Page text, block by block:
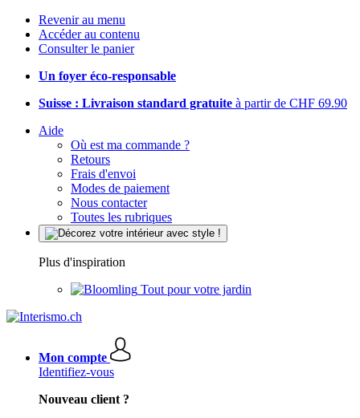
Revenir au menu
Accéder au contenu
Consulter le panier
Un foyer éco-responsable
Suisse : Livraison standard gratuite à partir de CHF 69.90
Aide
Où est ma commande ?
Retours
Frais d'envoi
Modes de paiement
Nous contacter
Toutes les rubriques
Plus d'inspiration
Tout pour votre jardin
Mon compte
Identifiez-vous
Nouveau client ?